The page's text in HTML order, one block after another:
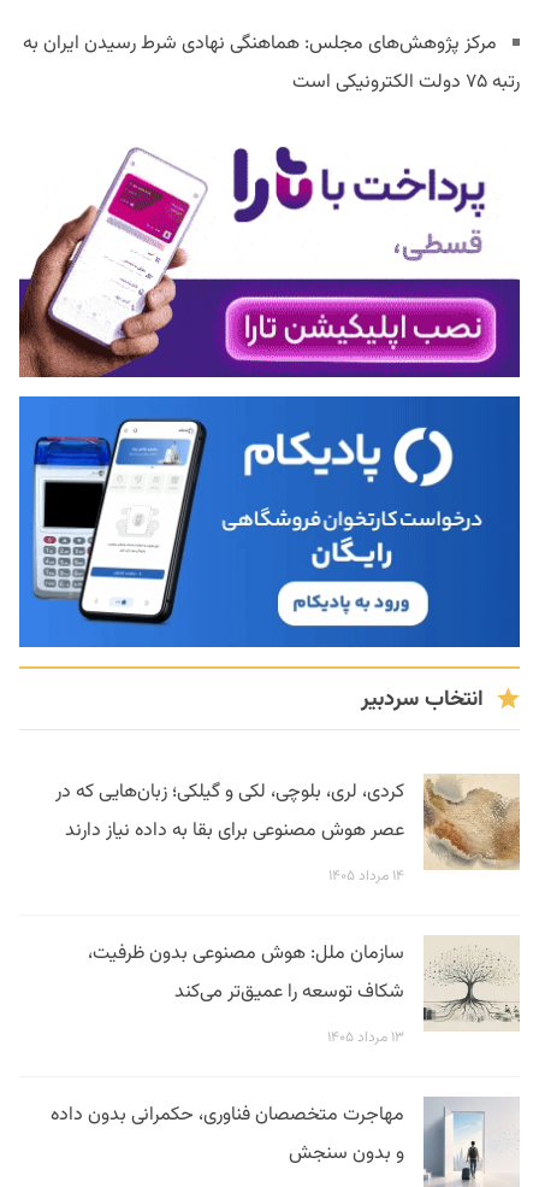
مرکز پژوهش‌های مجلس: هماهنگی نهادی شرط رسیدن ایران به
رتبه ۷۵ دولت الکترونیکی است
انتخاب سردبیر
کردی، لری، بلوچی، لکی و گیلکی؛ زبان‌هایی که در
عصر هوش مصنوعی برای بقا به داده نیاز دارند
۱۴ مرداد ۱۴۰۵
سازمان ملل: هوش مصنوعی بدون ظرفیت،
شکاف توسعه را عمیق‌تر می‌کند
۱۳ مرداد ۱۴۰۵
مهاجرت متخصصان فناوری، حکمرانی بدون داده
و بدون سنجش